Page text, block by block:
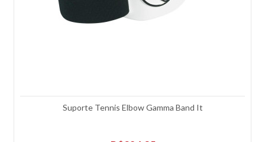
Feito de material durável que envolve a raquete e dura mais tempo.
Blister 3 unid. Características: - Perfil: Tennis; - Cor: Neon Zebra
COMPRAR
Suporte Tennis Elbow Gamma Band It